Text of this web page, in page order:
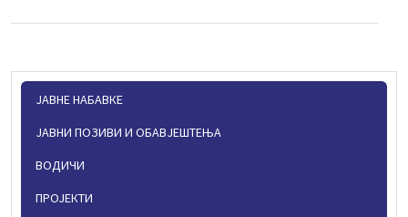
ЈАВНЕ НАБАВКЕ
ЈАВНИ ПОЗИВИ И ОБАВЈЕШТЕЊА
ВОДИЧИ
ПРОЈЕКТИ